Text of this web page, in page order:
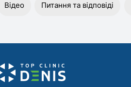
Відео Питання та відповіді